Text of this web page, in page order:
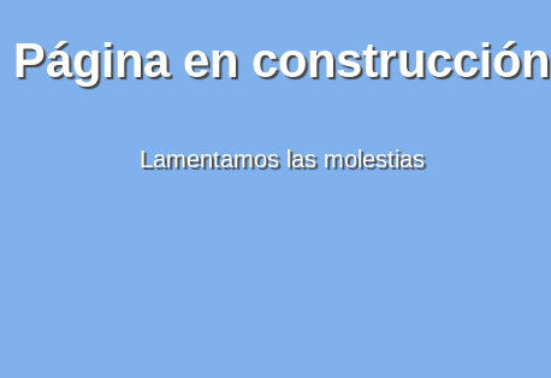
Página en construcción
Lamentamos las molestias